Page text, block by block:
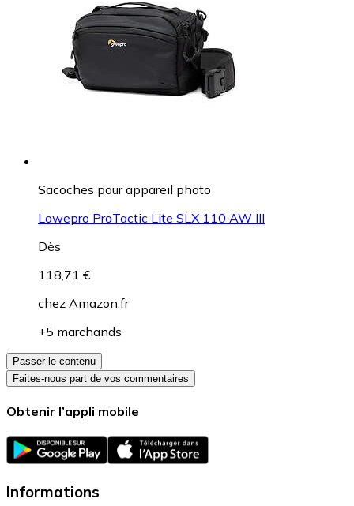
Sacoches pour appareil photo
Lowepro ProTactic Lite SLX 110 AW III
Dès
118,71 €
chez Amazon.fr
+5 marchands
Passer le contenu
Faites-nous part de vos commentaires
Obtenir l’appli mobile
Informations